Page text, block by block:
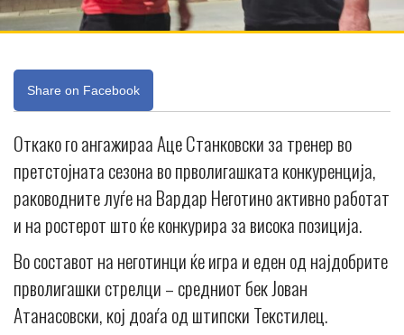
Share on Facebook
Откако го ангажираа Аце Станковски за тренер во
претстојната сезона во прволигашката конкуренција,
раководните луѓе на Вардар Неготино активно работат
и на ростерот што ќе конкурира за висока позиција.
Во составот на неготинци ќе игра и еден од најдобрите
прволигашки стрелци – средниот бек Јован
Атанасовски, кој доаѓа од штипски Текстилец.